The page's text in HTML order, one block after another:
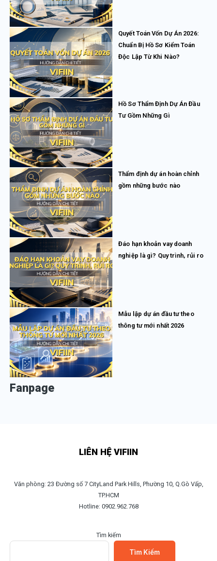
Quyết Toán Vốn Dự Án 2026:
Chuẩn Bị Hồ Sơ Kiểm Toán
Độc Lập Từ Khi Nào?
Hồ Sơ Thẩm Định Dự Án Đầu
Tư Gồm Những Gì
Thẩm định dự án hoàn chỉnh
gồm những bước nào
Đáo hạn khoản vay doanh
nghiệp là gì? Quy trình, rủi ro
Mẫu lập dự án đầu tư theo
thông tư mới nhất 2026
Fanpage
LIÊN HỆ VIFIIN
Văn phòng: 23 Đường số 7 CityLand Park Hills, Phường 10, Q.Gò Vấp,
TP.HCM
Hotline: 0902.962.768
Tìm kiếm
Tìm Kiếm